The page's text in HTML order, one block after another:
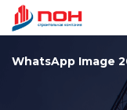
WhatsApp Image